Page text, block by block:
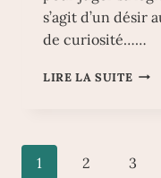
s’agit d’un désir
de curiosité……
LIRE LA SUITE
Navigation
1 2 3